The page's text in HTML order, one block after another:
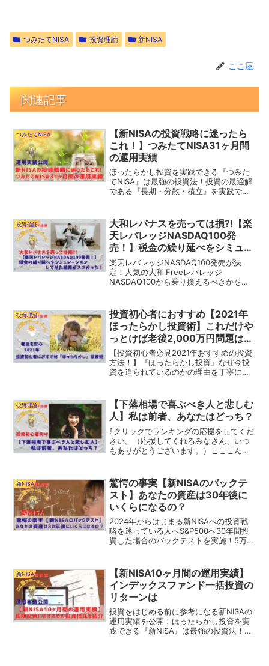
つみたてNISA 投資理論 新NISA
ここ屋
関連記事
つみたてNISA
【新NISAの投資戦略に迷ったら
これ！】つみたてNISA31ヶ月間
の運用実績
ほったらかし投資を実践できる『つみた
てNISA』は最強の投資法！投資の最適解
である『長期・分散・積立』を実践でき
がらeMAXIS Slim全米株式のリターンに
ついて解説！
投資信託
大和レバナスを売っては損?!【楽
天レバレッジNASDAQ100発
売！】税金の繰り延べをシミュレ
ーションしてみた結果がスゴかっ
た！
楽天レバレッジNASDAQ100発売が決
定！人気の大和iFreeレバレッジ
NASDAQ100から乗り換えるべきかを解
方が得ですか？損ですか？
投資理論
投資初心者におすすめ【2021年
ほったらかし投資術】これだけや
っとけば老後2,000万円問題は解
決？
【投資初心者必見2021年おすすめの投資
方法！】『ほったらかし投資』なぜ今投
資を迫られているのかの理由を丁寧に解
『ほったらかし投資』でいい理由なども
解説しています！
投資理論
【下落相場で喜ぶべき人と悲しむ
人】私は前者、あなたはどっち？
⇩クリックでランキングの応援をしてくだ
さい。（応援してくれるみなさん、いつ
もありがとうございます。）こここんに
は米国株が急落していますね。S&P500が
年初来...
新NISA
驚愕の事実【新NISAのバックテ
スト】あなたの資産は30年後に
いくらになるの？
2024年からはじまる新NISAへの投資戦
略を迷っている人へS&P500へ30年間投
資した場合のバックテストを実施！5万円
あなたの資産がスゴイことになる驚愕の
事実を知れ！
新NISA
【新NISA10ヶ月間の運用実績】
インデックスファンド一括投資の
リターンは
投資をはじめる前に参考になる新NISAの
運用実績を公開！ほったらかし投資を実
践できる『新NISA』は最強の投資法！投